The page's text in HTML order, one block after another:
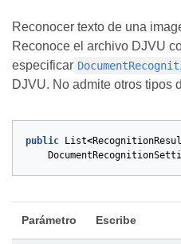
Reconocer texto de una
Reconoce el archivo DJVU
especificar
DJVU. No admite otros tipos
public List<
Parámetro Escribe